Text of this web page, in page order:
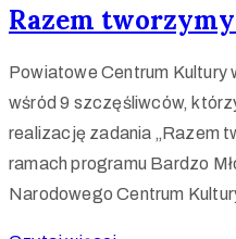
Razem
Powiatowe Centrum Kultury
wśród 9 szczęśliwców,
realizację zadania „Razem
ramach programu Bardzo
Narodowego Centrum